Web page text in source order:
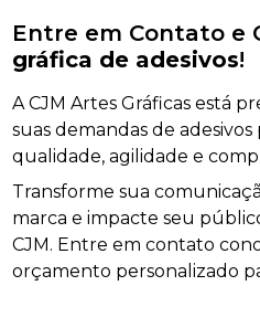
Entre em Contato e
gráfica de adesivos!
A CJM Artes Gráficas está
suas demandas de
qualidade, agilidade e
Transforme sua
marca e impacte seu
CJM. Entre em contato
orçamento personalizado